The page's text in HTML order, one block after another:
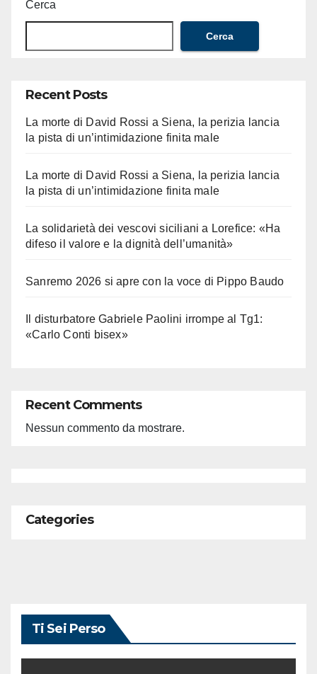
Cerca
Cerca
Recent Posts
La morte di David Rossi a Siena, la perizia lancia
la pista di un’intimidazione finita male
La morte di David Rossi a Siena, la perizia lancia
la pista di un’intimidazione finita male
La solidarietà dei vescovi siciliani a Lorefice: «Ha
difeso il valore e la dignità dell’umanità»
Sanremo 2026 si apre con la voce di Pippo Baudo
Il disturbatore Gabriele Paolini irrompe al Tg1:
«Carlo Conti bisex»
Recent Comments
Nessun commento da mostrare.
Categories
Ti Sei Perso